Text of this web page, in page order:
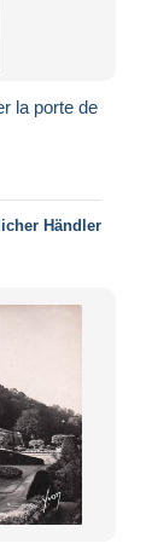
la porte de
Händler